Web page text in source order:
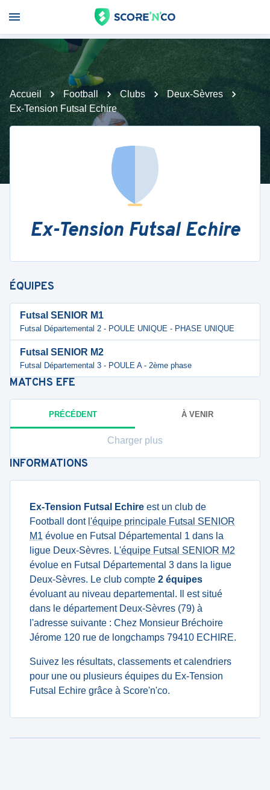
Accueil Football Clubs
Deux-Sèvres
Ex-Tension Futsal Echire
Ex-Tension Futsal Echire
ÉQUIPES
Futsal SENIOR M1
Futsal Départemental 2 - POULE UNIQUE - PHASE UNIQUE
Futsal SENIOR M2
Futsal Départemental 3 - POULE A - 2ème phase
MATCHS EFE
PRÉCÉDENT À VENIR
Charger plus
INFORMATIONS
Ex-Tension Futsal Echire est un club de
Football dont l'équipe principale Futsal SENIOR
M1 évolue en Futsal Départemental 1 dans la
ligue Deux-Sèvres. L'équipe Futsal SENIOR M2
évolue en Futsal Départemental 3 dans la ligue
Deux-Sèvres. Le club compte 2 équipes
évoluant au niveau departemental. Il est situé
dans le département Deux-Sèvres (79) à
l'adresse suivante : Chez Monsieur Bréchoire
Jérome 120 rue de longchamps 79410 ECHIRE.
Suivez les résultats, classements et calendriers
pour une ou plusieurs équipes du Ex-Tension
Futsal Echire grâce à Score'n'co.